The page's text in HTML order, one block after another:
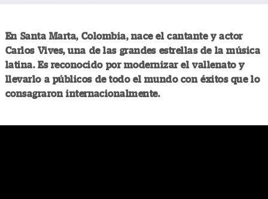
En Santa Marta, Colombia, nace el cantante y actor
Carlos Vives, una de las grandes estrellas de la música
latina. Es reconocido por modernizar el vallenato y
llevarlo a públicos de todo el mundo con éxitos que lo
consagraron internacionalmente.